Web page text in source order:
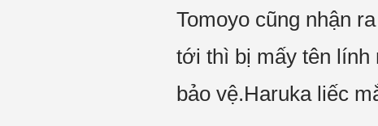
Tomoyo cũng nhận
tới thì bị mấy tên lính
bảo vệ.Haruka liếc